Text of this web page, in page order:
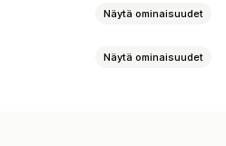
Näytä ominaisuudet
Näytä ominaisuudet